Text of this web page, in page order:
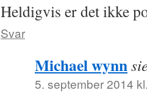
Heldigvis er det ikke
Svar
Michael wynn
5. september 2014